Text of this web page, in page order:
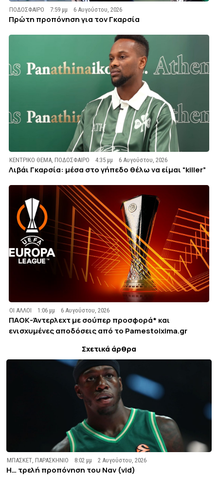
ΠΟΔΟΣΦΑΙΡΟ 7:59 μμ 6 Αυγούστου, 2026
Πρώτη προπόνηση για τον Γκαρσία
ΚΕΝΤΡΙΚΟ ΘΕΜΑ ,ΠΟΔΟΣΦΑΙΡΟ 4:35 μμ 6 Αυγούστου, 2026
Λιβάι Γκαρσία: μέσα στο γήπεδο θέλω να είμαι “killer”
ΟΙ ΑΛΛΟΙ 1:06 μμ 6 Αυγούστου, 2026
ΠΑΟΚ-Άντερλεχτ με σούπερ προσφορά* και
ενισχυμένες αποδόσεις από το Pamestoixima.gr
Σχετικά άρθρα
ΜΠΑΣΚΕΤ ,ΠΑΡΑΣΚΗΝΙΟ 8:02 μμ 2 Αυγούστου, 2026
Η… τρελή προπόνηση του Ναν (vid)